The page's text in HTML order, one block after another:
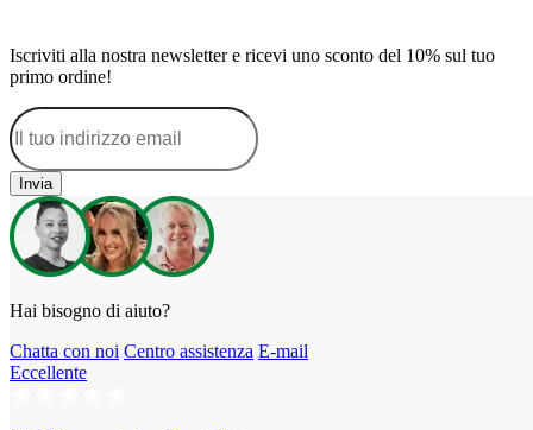
Iscriviti alla nostra newsletter e ricevi uno sconto del 10% sul tuo
primo ordine!
Invia
Hai bisogno di aiuto?
Chatta con noi Centro assistenza E-mail
Eccellente